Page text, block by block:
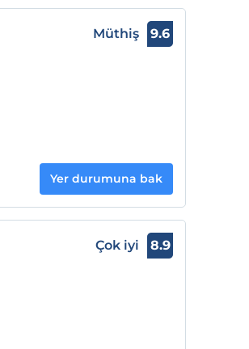
Müthiş 9.6
Yer durumuna bak
Çok iyi 8.9